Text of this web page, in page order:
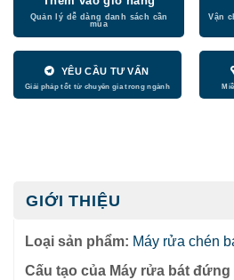
YÊU CẦU TƯ VẤN
GIỚI THIỆU
Loại sản phẩm: Máy rửa chén
Cấu tạo của Máy rửa bát